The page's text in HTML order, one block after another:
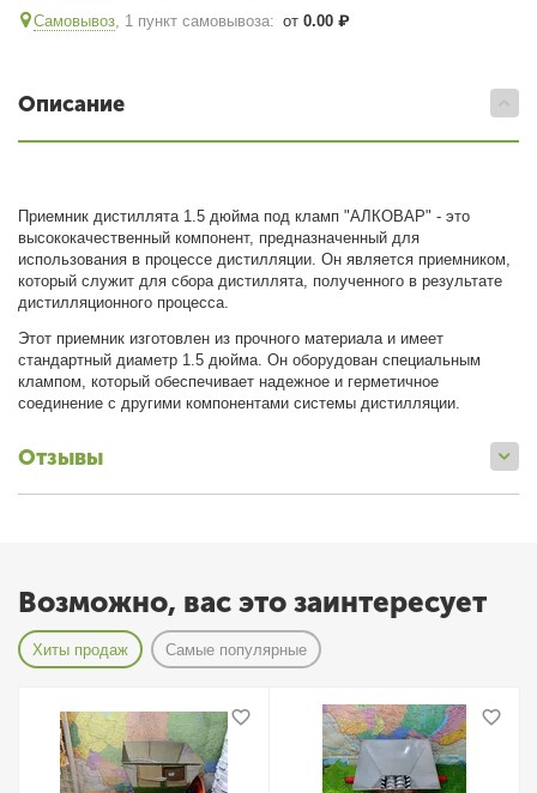
Самовывоз, 1 пункт самовывоза: от0.00 ₽
Описание
Приемник дистиллята 1.5 дюйма под кламп "АЛКОВАР" - это
высококачественный компонент, предназначенный для
использования в процессе дистилляции. Он является приемником,
который служит для сбора дистиллята, полученного в результате
дистилляционного процесса.
Этот приемник изготовлен из прочного материала и имеет
стандартный диаметр 1.5 дюйма. Он оборудован специальным
клампом, который обеспечивает надежное и герметичное
соединение с другими компонентами системы дистилляции.
Отзывы
Возможно, вас это заинтересует
Хиты продаж Самые популярные